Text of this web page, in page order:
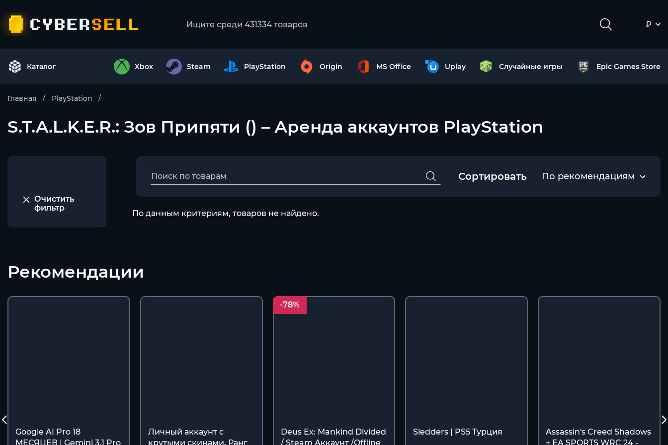
₽
Каталог Xbox Steam PlayStation Origin MS Office Uplay Случайные игры Epic Games Store
Главная PlayStation
S.T.A.L.K.E.R.: Зов Припяти () – Аренда аккаунтов PlayStation
Очистить
фильтр
Сортировать По рекомендациям
По данным критериям, товаров не найдено.
Рекомендации
Google AI Pro 18
МЕСЯЦЕВ | Gemini 3.1 Pro
Личный аккаунт с
крутыми скинами, Ранг
-78%
Deus Ex: Mankind Divided
/ Steam Аккаунт /Offline
Sledders | PS5 Турция
Assassin's Creed Shadows
+ EA SPORTS WRC 24 -